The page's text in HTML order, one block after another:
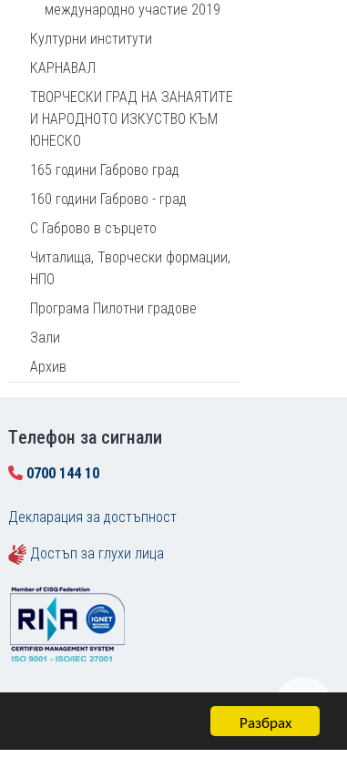
Разбрах
международно участие 2019
Културни институти
КАРНАВАЛ
ТВОРЧЕСКИ ГРАД НА ЗАНАЯТИТЕ
И НАРОДНОТО ИЗКУСТВО КЪМ
ЮНЕСКО
165 години Габрово град
160 години Габрово - град
С Габрово в сърцето
Читалища, Творчески формации,
НПО
Програма Пилотни градове
Зали
Архив
Tелефон за сигнали
0700 144 10
Декларация за достъпност
Достъп за глухи лица